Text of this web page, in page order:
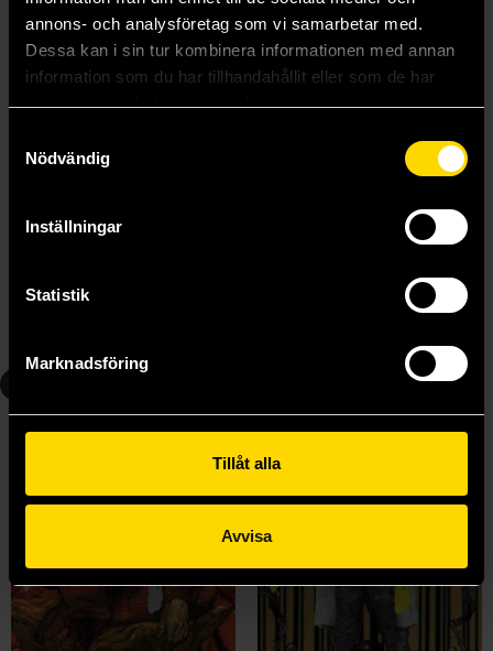
annons- och analysföretag som vi samarbetar med.
Dessa kan i sin tur kombinera informationen med annan
information som du har tillhandahållit eller som de har
samlat in när du har använt deras tjänster.
Nödvändig
Inställningar
Statistik
Marknadsföring
Tillåt alla
Avvisa
Dorohedoro Vol 4 Dorohedoro Vol 5